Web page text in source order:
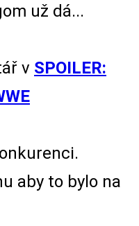
už dá...
v SPOILER:
aby to bylo na